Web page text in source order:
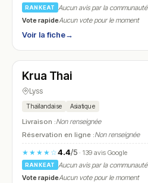
RANKEAT
Aucun avis par la communauté
Vote rapideAucun vote pour le moment
Voir la fiche→
N° 26
Krua Thai
Lyss
Thaïlandaise Asiatique
Livraison :Non renseignée
Réservation en ligne :Non renseignée
★★★★☆4.4/5· 139 avis Google
RANKEAT
Aucun avis par la communauté
Vote rapideAucun vote pour le moment